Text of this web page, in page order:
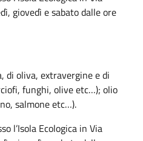
giovedì e sabato dalle ore
di oliva, extravergine e di
funghi, olive etc…); olio
salmone etc…).
l’Isola Ecologica in Via